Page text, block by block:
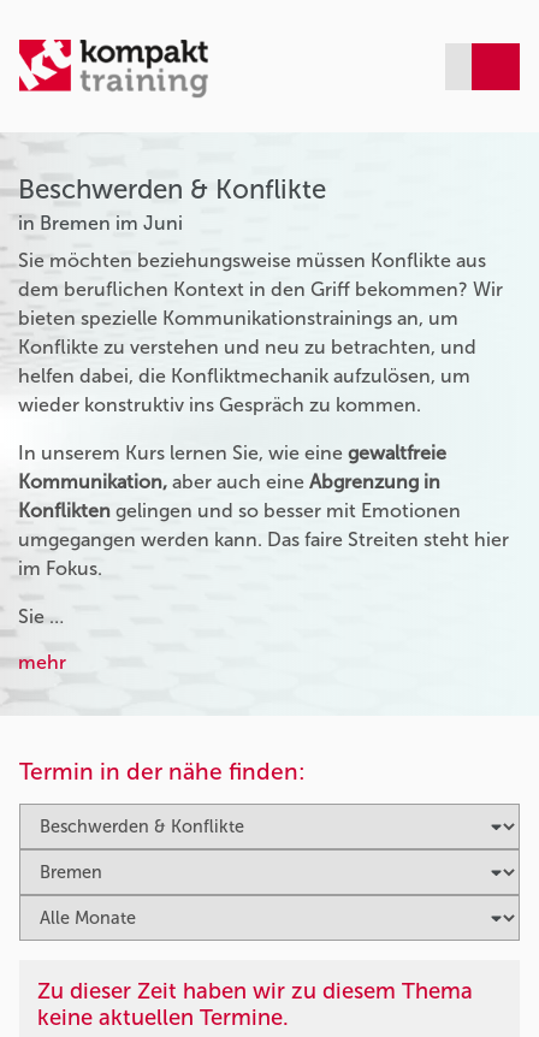
Beschwerden & Konflikte
in Bremen im Juni
Sie möchten beziehungsweise müssen Konflikte aus
dem beruflichen Kontext in den Griff bekommen? Wir
bieten spezielle Kommunikationstrainings an, um
Konflikte zu verstehen und neu zu betrachten, und
helfen dabei, die Konfliktmechanik aufzulösen, um
wieder konstruktiv ins Gespräch zu kommen.
In unserem Kurs lernen Sie, wie eine gewaltfreie
Kommunikation, aber auch eine Abgrenzung in
Konflikten gelingen und so besser mit Emotionen
umgegangen werden kann. Das faire Streiten steht hier
im Fokus.
Sie …
mehr
Termin in der nähe finden:
Zu dieser Zeit haben wir zu diesem Thema
keine aktuellen Termine.